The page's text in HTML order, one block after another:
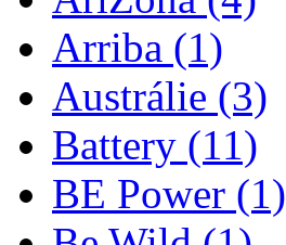
Arriba (1)
Austrálie (3)
Battery (11)
BE Power (1)